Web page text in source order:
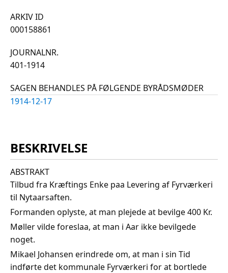
ARKIV ID
000158861
JOURNALNR.
401-1914
SAGEN BEHANDLES PÅ FØLGENDE BYRÅDSMØDER
1914-12-17
BESKRIVELSE
ABSTRAKT
Tilbud fra Kræftings Enke paa Levering af Fyrværkeri
til Nytaarsaften.
Formanden oplyste, at man plejede at bevilge 400 Kr.
Møller vilde foreslaa, at man i Aar ikke bevilgede
noget.
Mikael Johansen erindrede om, at man i sin Tid
indførte det kommunale Fyrværkeri for at bortlede